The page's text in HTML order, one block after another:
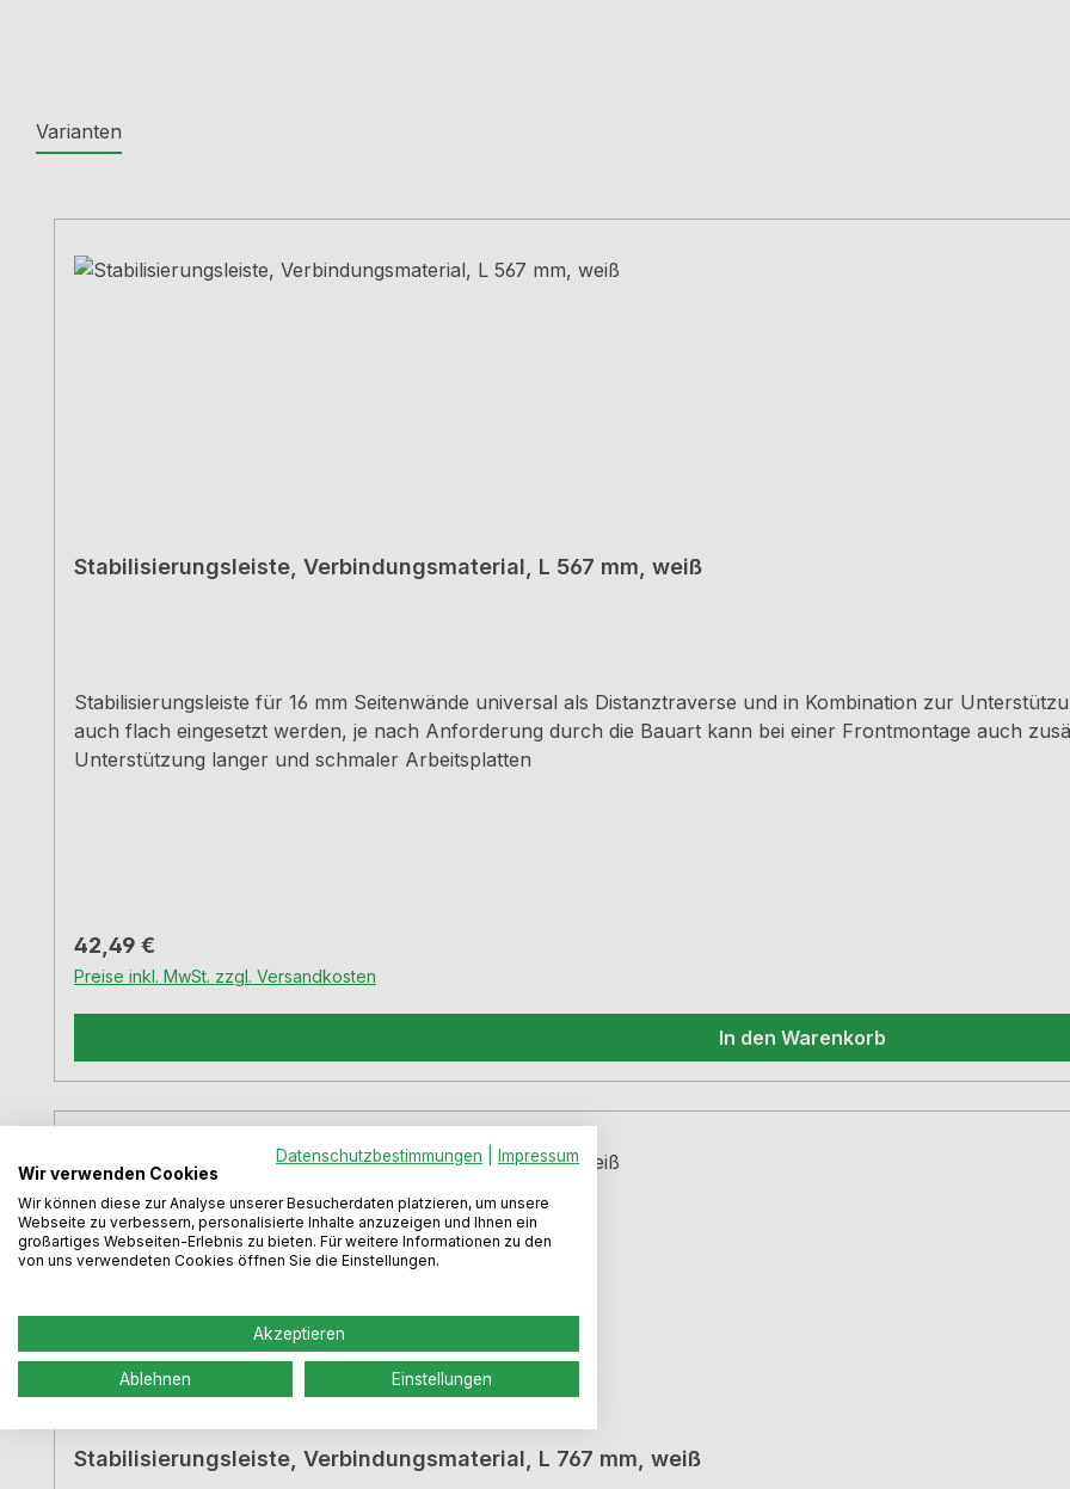
Varianten
Stabilisierungsleiste, Verbindungsmaterial, L 567 mm, weiß
Stabilisierungsleiste für 16 mm Seitenwände universal als Distanztraverse und in Kombination zur
auch flach eingesetzt werden, je nach Anforderung durch die Bauart kann bei einer Frontmontage auch
Unterstützung langer und schmaler Arbeitsplatten
Regulärer Preis:
42,49 €
Preise inkl. MwSt. zzgl. Versandkosten
In den Warenkorb
Stabilisierungsleiste, Verbindungsmaterial, L 767 mm, weiß
Datenschutzbestimmungen
Impressum
Wir verwenden Cookies
Wir können diese zur Analyse unserer Besucherdaten platzieren, um unsere
Webseite zu verbessern, personalisierte Inhalte anzuzeigen und Ihnen ein
großartiges Webseiten-Erlebnis zu bieten. Für weitere Informationen zu den
von uns verwendeten Cookies öffnen Sie die Einstellungen.
Akzeptieren
Ablehnen Einstellungen